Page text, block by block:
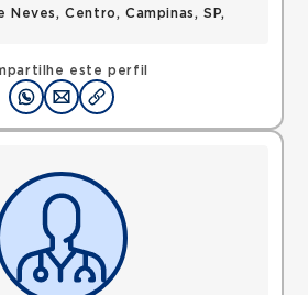
este perfil
Neves, Centro, Campinas, SP,